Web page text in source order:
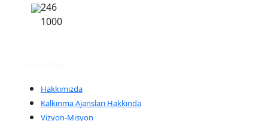
246
1000
Hakkımızda
Kalkınma Ajansları Hakkında
Vizyon-Misyon